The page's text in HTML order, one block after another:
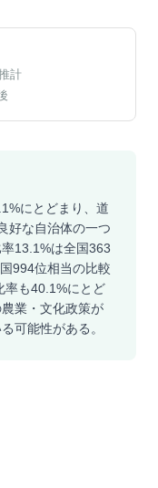
計
にとどまり、道
好な自治体の一つ
13.1%は全国363
994位相当の比較
率も40.1%にとど
業・文化政策が
可能性がある。